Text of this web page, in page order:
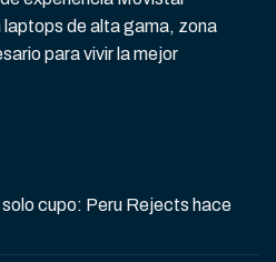
de alta gama, zona
para vivir la mejor
cupo: Peru Rejects hace